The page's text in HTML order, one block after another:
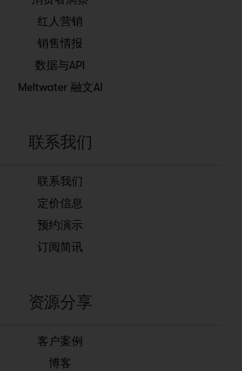
红人营销
销售情报
数据与API
Meltwater 融文AI
联系我们
联系我们
定价信息
预约演示
订阅简讯
资源分享
客户案例
博客